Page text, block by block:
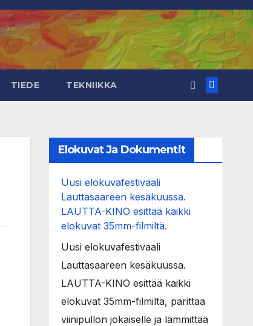
TIEDE TEKNIIKKA
Elokuvat Ja Dokumentit
Uusi elokuvafestivaali
Lauttasaareen kesäkuussa.
LAUTTA-KINO esittää kaikki
elokuvat 35mm-filmiltä.
Uusi elokuvafestivaali
Lauttasaareen kesäkuussa.
LAUTTA-KINO esittää kaikki
elokuvat 35mm-filmiltä, parittaa
viinipullon jokaiselle ja lämmittää